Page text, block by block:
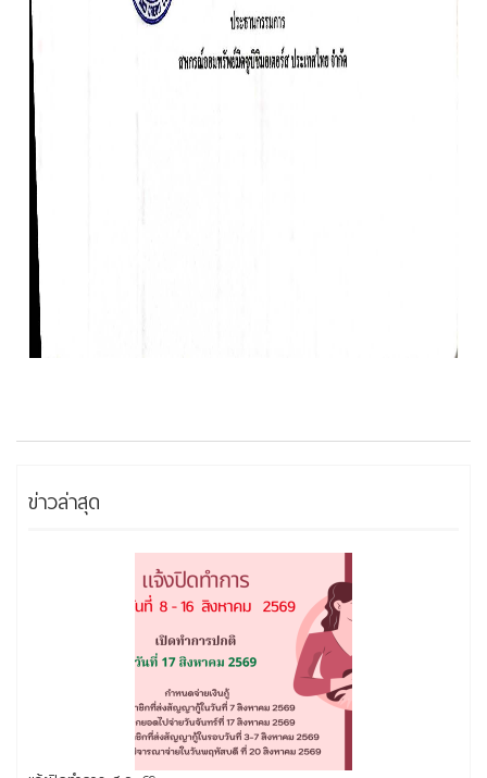
ข่าวล่าสุด